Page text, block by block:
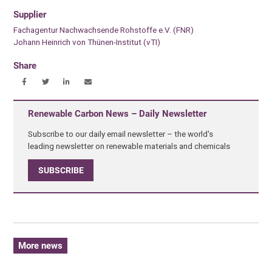
Supplier
Fachagentur Nachwachsende Rohstoffe e.V. (FNR)
Johann Heinrich von Thünen-Institut (vTI)
Share
Renewable Carbon News – Daily Newsletter
Subscribe to our daily email newsletter – the world's
leading newsletter on renewable materials and chemicals
SUBSCRIBE
More news